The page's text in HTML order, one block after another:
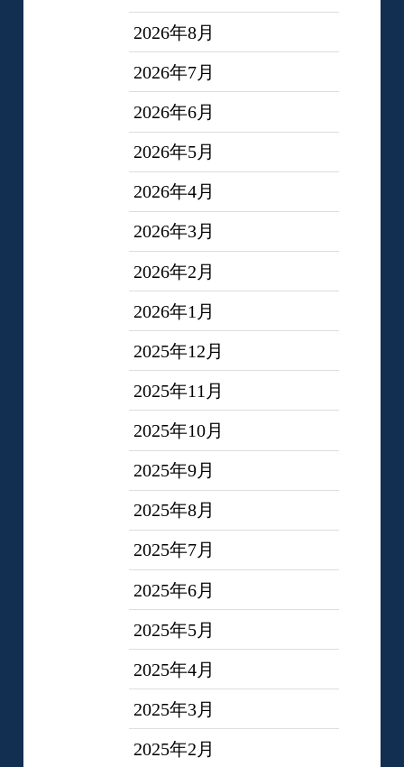
2026年8月
2026年7月
2026年6月
2026年5月
2026年4月
2026年3月
2026年2月
2026年1月
2025年12月
2025年11月
2025年10月
2025年9月
2025年8月
2025年7月
2025年6月
2025年5月
2025年4月
2025年3月
2025年2月